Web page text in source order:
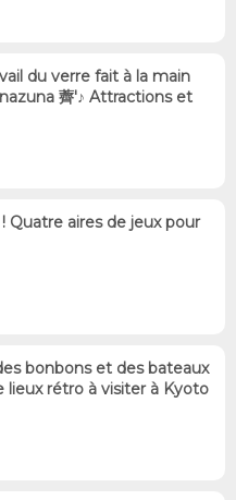
du verre fait à la main
薺'♪ Attractions et
Quatre aires de jeux pour
bonbons et des bateaux
lieux rétro à visiter à Kyoto